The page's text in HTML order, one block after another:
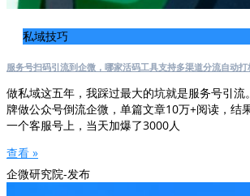
私域技巧
服务号扫码引流到企微，哪家活码工具支持多渠道分流自动
做私域这五年，我踩过最大的坑就是服务号引流
牌做公众号倒流企微，单篇文章10万+阅读，结
一个客服号上，当天加爆了3000人
查看 »
企微研究院-发布